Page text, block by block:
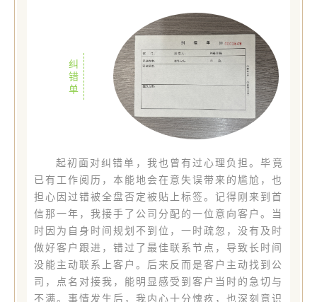
纠
错
单
起初面对纠错单，我也曾有过心理负担。毕竟
已有工作阅历，本能地会在意失误带来的尴尬，也
担心因过错被全盘否定被贴上标签。记得刚来到首
信那一年，我接手了公司分配的一位意向客户。当
时因为自身时间规划不到位，一时疏忽，没有及时
做好客户跟进，错过了最佳联系节点，导致长时间
没能主动联系上客户。后来反而是客户主动找到公
司，点名对接我，能明显感受到客户当时的急切与
不满。事情发生后，我内心十分愧疚，也深刻意识